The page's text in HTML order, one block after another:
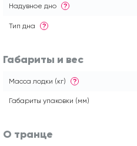
Надувное дно ?
Тип дна ?
Габариты и вес
Масса лодки (кг) ?
Габариты упаковки (мм)
О транце